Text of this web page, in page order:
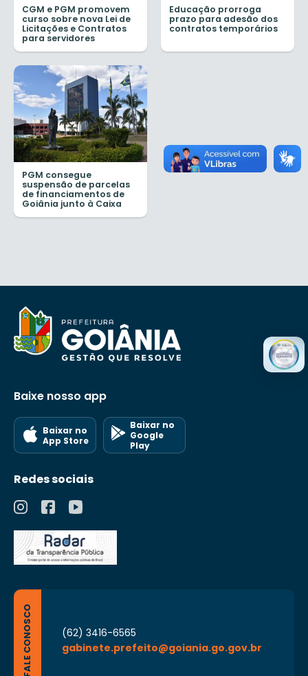
CGM e PGM promovem
curso sobre nova Lei de
Licitações e Contratos
para servidores
Educação prorroga
prazo para adesão dos
contratos temporários
PGM consegue
suspensão de parcelas
de financiamentos de
Goiânia junto à Caixa
Baixe nosso app
Baixar no
App Store
Baixar no
Google
Play
Redes sociais
FALE CONOSCO
(62) 3416-6565
gabinete.prefeito@goiania.go.gov.br